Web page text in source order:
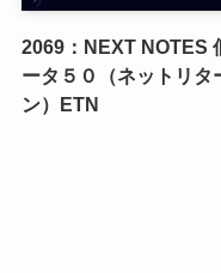
2069：NEXT NOTES
ータ５０（ネットリタ
ン）ETN